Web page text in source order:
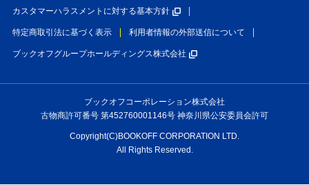
カスタマーハラスメントに対する基本方針
特定商取引法に基づく表示 利用者情報の外部送信について
ブックオフグループホールディングス株式会社
ブックオフコーポレーション株式会社
古物商許可番号 第452760001146号 神奈川県公安委員会許可
Copyright(C)BOOKOFF CORPORATION LTD.
All Rights Reserved.